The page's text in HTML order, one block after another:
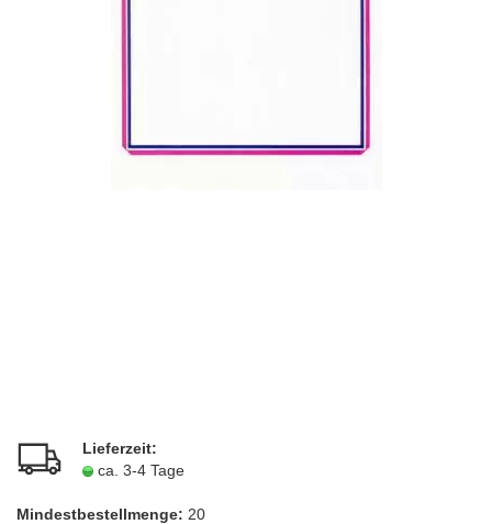
Lieferzeit:
ca. 3-4 Tage
Mindestbestellmenge: 20